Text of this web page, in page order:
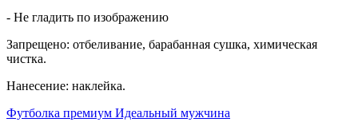
- Не гладить по изображению
Запрещено: отбеливание, барабанная сушка, химическая
чистка.
Нанесение: наклейка.
Футболка премиум Идеальный мужчина